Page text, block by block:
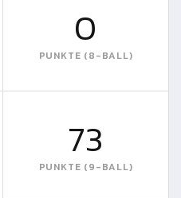
0
PUNKTE (8-BALL)
73
PUNKTE (9-BALL)